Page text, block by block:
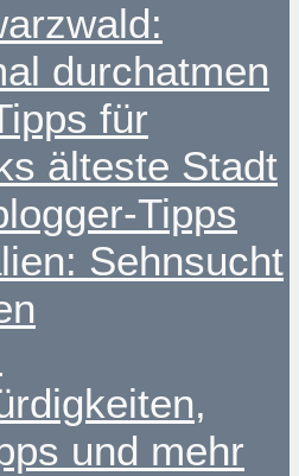
durchatmen
für
älteste Stadt
Tipps
Sehnsucht
und mehr